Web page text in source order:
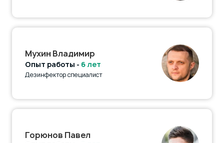
Мухин Владимир
Опыт работы - 6 лет
Дезинфектор специалист
Горюнов Павел